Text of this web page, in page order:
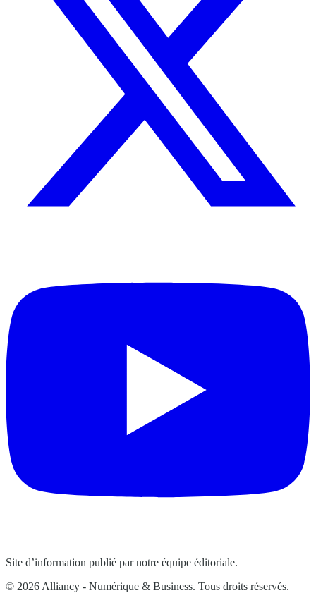
Site d’information publié par notre équipe éditoriale.
© 2026 Alliancy - Numérique & Business. Tous droits réservés.